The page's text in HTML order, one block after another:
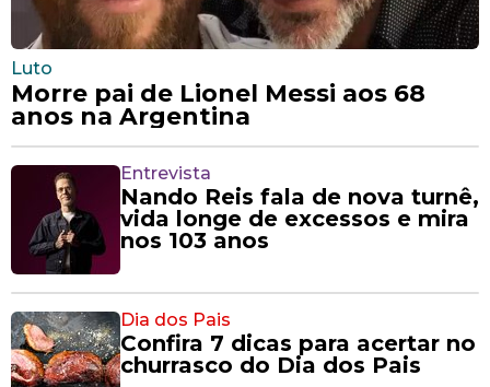
Luto
Morre pai de Lionel Messi aos 68
anos na Argentina
Entrevista
Nando Reis fala de nova turnê,
vida longe de excessos e mira
nos 103 anos
Dia dos Pais
Confira 7 dicas para acertar no
churrasco do Dia dos Pais